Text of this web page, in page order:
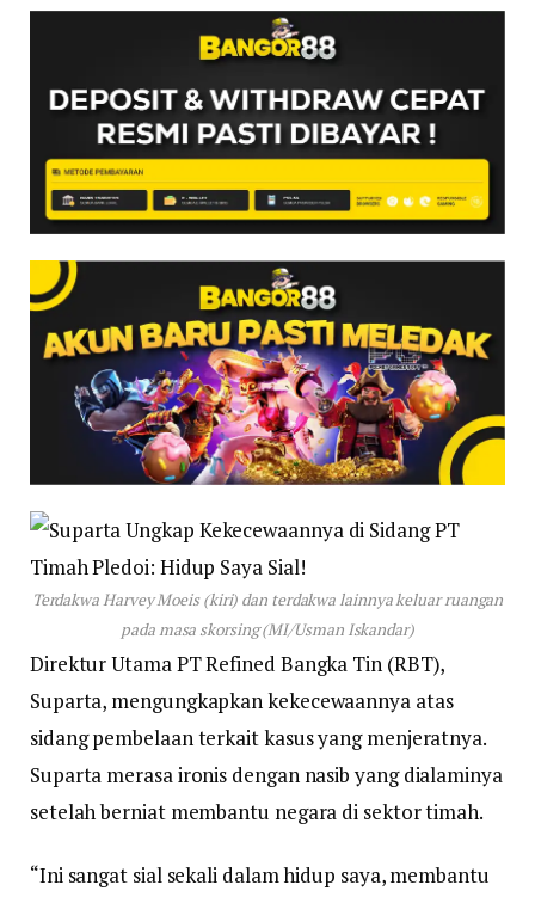
Terdakwa Harvey Moeis (kiri) dan terdakwa lainnya keluar ruangan
pada masa skorsing (MI/Usman Iskandar)
Direktur Utama PT Refined Bangka Tin (RBT),
Suparta, mengungkapkan kekecewaannya atas
sidang pembelaan terkait kasus yang menjeratnya.
Suparta merasa ironis dengan nasib yang dialaminya
setelah berniat membantu negara di sektor timah.
“Ini sangat sial sekali dalam hidup saya, membantu